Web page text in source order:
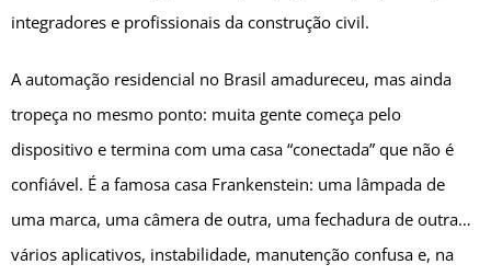
integradores e profissionais da construção civil.
A automação residencial no Brasil amadureceu, mas ainda
tropeça no mesmo ponto: muita gente começa pelo
dispositivo e termina com uma casa “conectada” que não é
confiável. É a famosa casa Frankenstein: uma lâmpada de
uma marca, uma câmera de outra, uma fechadura de outra…
vários aplicativos, instabilidade, manutenção confusa e, na